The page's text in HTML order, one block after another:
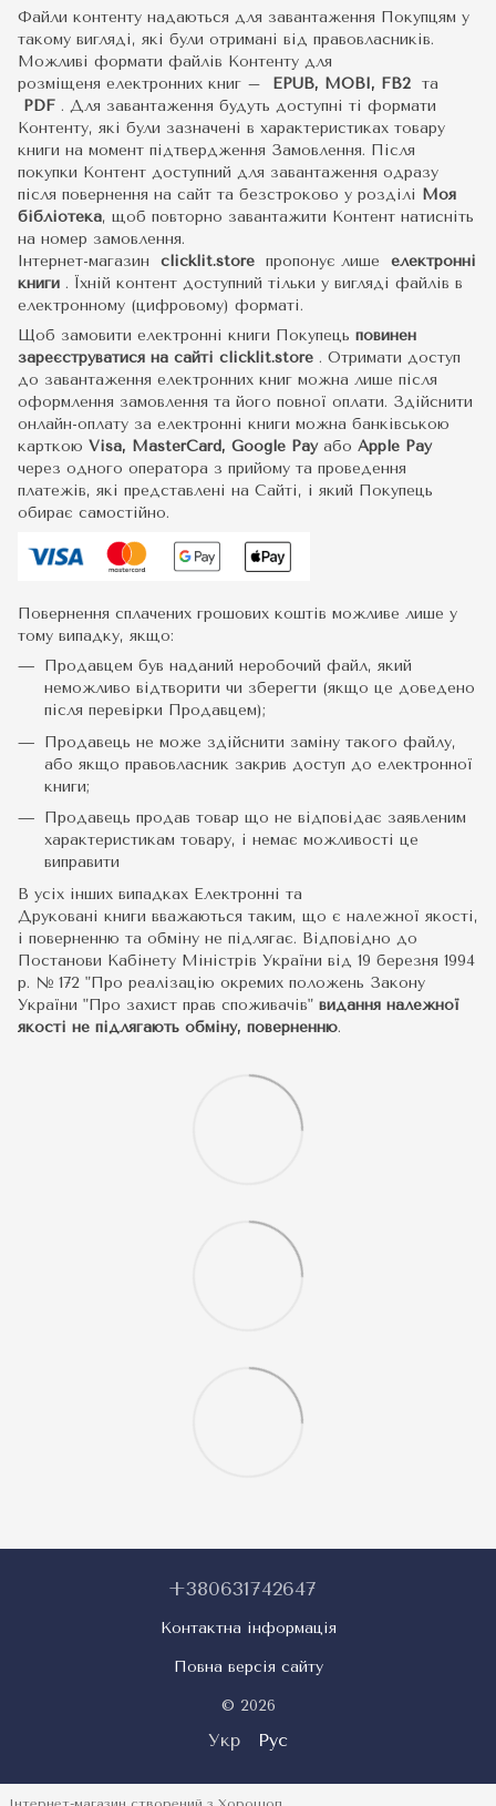
Файли контенту надаються для завантаження Покупцям у
такому вигляді, які були отримані від правовласників.
Можливі формати файлів Контенту для
розміщеня електронних книг –
EPUB, MOBI, FB2 та
PDF . Для завантаження будуть доступні ті формати
Контенту, які були зазначені в характеристиках товару
книги на момент підтвердження Замовлення. Після
покупки Контент доступний для завантаження одразу
після повернення на сайт та безстроково у розділі Моя
бібліотека, щоб повторно завантажити Контент натисніть
на номер замовлення.
Інтернет-магазин clicklit.store пропонує лише електронні
книги . Їхній контент доступний тільки у вигляді файлів в
електронному (цифровому) форматі.
Щоб замовити електронні книги Покупець повинен
зареєструватися на сайті clicklit.store . Отримати доступ
до завантаження електронних книг можна лише після
оформлення замовлення та його повної оплати. Здійснити
онлайн-оплату за електронні книги можна банківською
карткою Visa, MasterCard, Google Pay або Apple Pay
через одного оператора з прийому та проведення
платежів, які представлені на Сайті, і який Покупець
обирає самостійно.
Повернення сплачених грошових коштів можливе лише у
тому випадку, якщо:
Продавцем був наданий неробочий файл, який
неможливо відтворити чи зберегти (якщо це доведено
після перевірки Продавцем);
Продавець не може здійснити заміну такого файлу,
або якщо правовласник закрив доступ до електронної
книги;
Продавець продав товар що не відповідає заявленим
характеристикам товару, і немає можливості це
виправити
В усіх інших випадках Електронні та
Друковані книги вважаються таким, що є належної якості,
і поверненню та обміну не підлягає. Відповідно до
Постанови Кабінету Міністрів України від 19 березня 1994
р. № 172 "Про реалізацію окремих положень Закону
України "Про захист прав споживачів" видання належної
якості не підлягають обміну, поверненню.
+380631742647
Контактна інформація
Повна версія сайту
© 2026
Укр Рус